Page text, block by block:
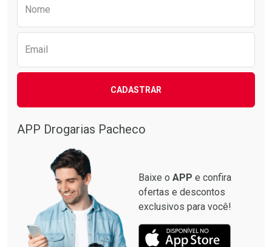
Comprar sem Desconto
Comprar sem Desconto
Por R$ 6,99/cada
Nome
Email
CADASTRAR
APP Drogarias Pacheco
Baixe o APP e confira
ofertas e descontos
exclusivos para você!